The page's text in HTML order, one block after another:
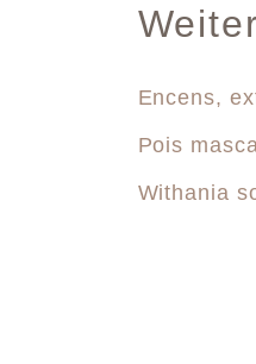
Encens,
Pois
Withania